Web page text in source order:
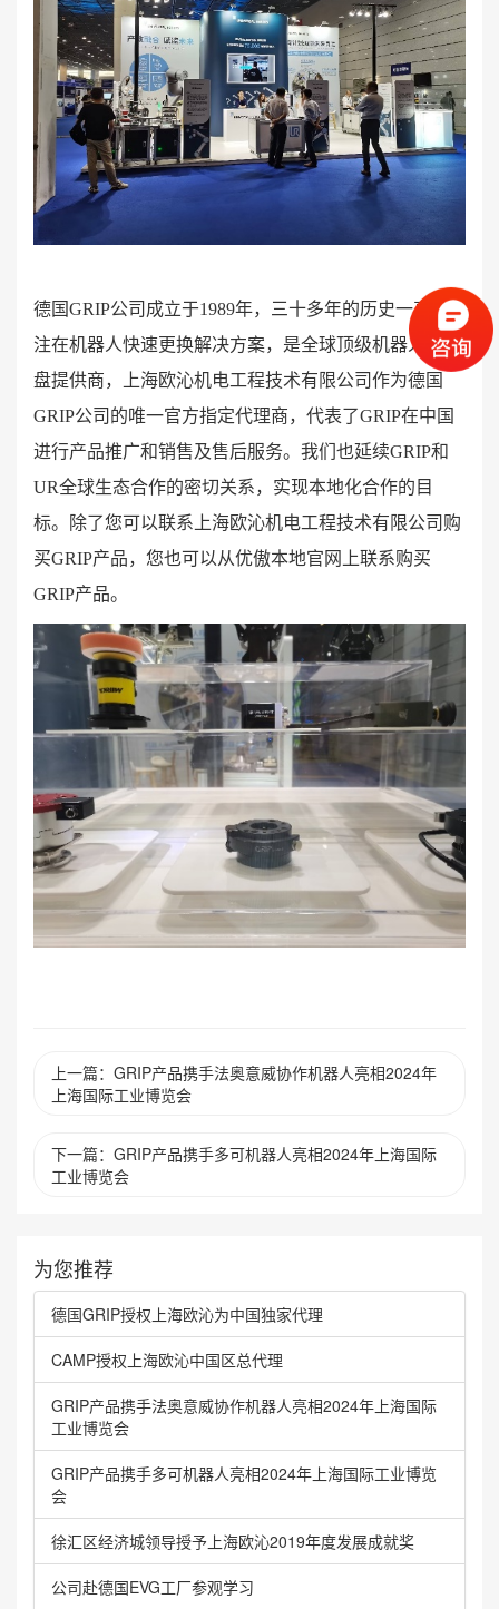
德国GRIP公司成立于1989年，三十多年的历史一直专
注在机器人快速更换解决方案，是全球顶级机器人快换
盘提供商，上海欧沁机电工程技术有限公司作为德国
GRIP公司的唯一官方指定代理商，代表了GRIP在中国
进行产品推广和销售及售后服务。我们也延续GRIP和
UR全球生态合作的密切关系，实现本地化合作的目
标。除了您可以联系上海欧沁机电工程技术有限公司购
买GRIP产品，您也可以从优傲本地官网上联系购买
GRIP产品。
上一篇：GRIP产品携手法奥意威协作机器人亮相2024年
上海国际工业博览会
下一篇：GRIP产品携手多可机器人亮相2024年上海国际
工业博览会
为您推荐
德国GRIP授权上海欧沁为中国独家代理
CAMP授权上海欧沁中国区总代理
GRIP产品携手法奥意威协作机器人亮相2024年上海国际
工业博览会
GRIP产品携手多可机器人亮相2024年上海国际工业博览
会
徐汇区经济城领导授予上海欧沁2019年度发展成就奖
公司赴德国EVG工厂参观学习